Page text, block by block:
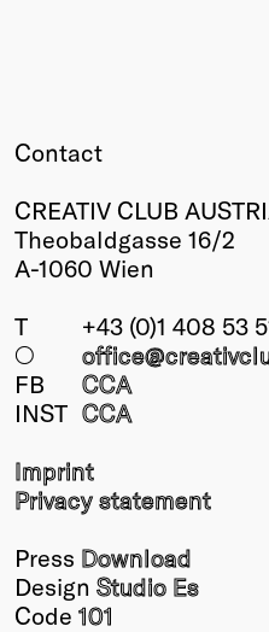
Contact
CREATIV CLUB
Theobaldgasse 16/2
A-1060 Wien
T
+43 (0)1 408 53
○
FB
CCA
INST CCA
Imprint
Privacy statement
Press Download
Design Studio Es
Code 101